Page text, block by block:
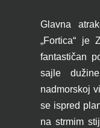
Glavna
„Fortica“ je
fantastičan
sajle
nadmorskoj
se ispred
na strmim